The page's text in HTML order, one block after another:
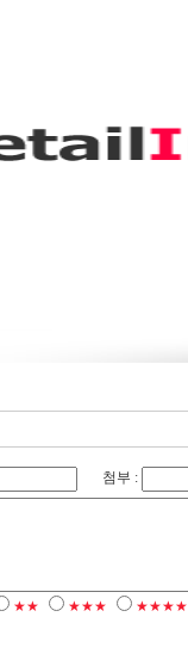
첨부 :
★★ ★★★ ★★★★